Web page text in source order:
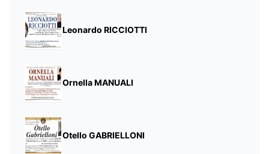
Leonardo RICCIOTTI
Ornella MANUALI
Otello GABRIELLONI